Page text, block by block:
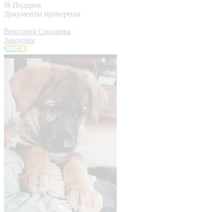
Подарок
Документы проверены
Виктория Сидорова
Заводчик